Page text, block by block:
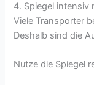
4. Spiegel intensiv
Viele Transporter
Deshalb sind die
Nutze die Spiegel